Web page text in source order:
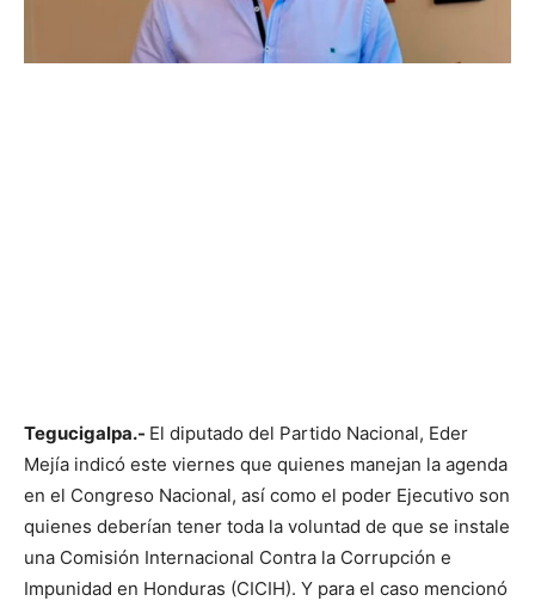
Tegucigalpa.- El diputado del Partido Nacional, Eder
Mejía indicó este viernes que quienes manejan la agenda
en el Congreso Nacional, así como el poder Ejecutivo son
quienes deberían tener toda la voluntad de que se instale
una Comisión Internacional Contra la Corrupción e
Impunidad en Honduras (CICIH). Y para el caso mencionó